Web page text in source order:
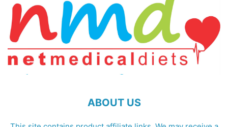
ABOUT US